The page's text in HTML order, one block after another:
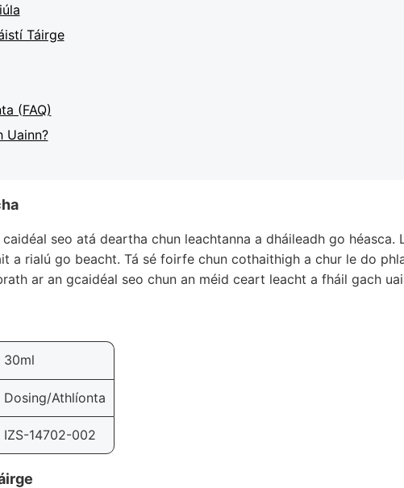
Táirge
(FAQ)
Uainn?
seo atá deartha chun leachtanna a dháileadh go
a rialú go beacht. Tá sé foirfe chun cothaithigh a chur le do
ar an gcaidéal seo chun an méid ceart leacht a fháil gach
30ml
Dosing/Athlíonta
IZS-14702-002